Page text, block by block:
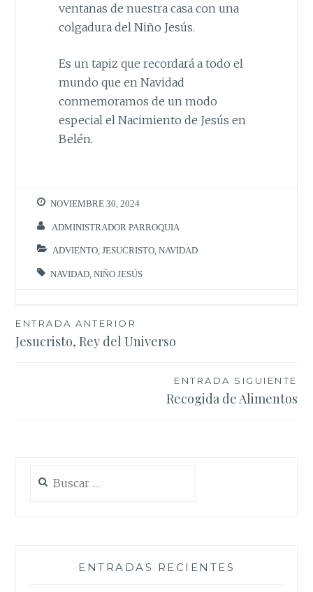
ventanas de nuestra casa con una
colgadura del Niño Jesús.
Es un tapiz que recordará a todo el
mundo que en Navidad
conmemoramos de un modo
especial el Nacimiento de Jesús en
Belén.
NOVIEMBRE 30, 2024
ADMINISTRADOR PARROQUIA
ADVIENTO ,JESUCRISTO ,NAVIDAD
NAVIDAD ,NIÑO JESÚS
Navegación
de
ENTRADA ANTERIOR
Jesucristo, Rey del Universo
ENTRADA SIGUIENTE
Recogida de Alimentos
ENTRADAS RECIENTES